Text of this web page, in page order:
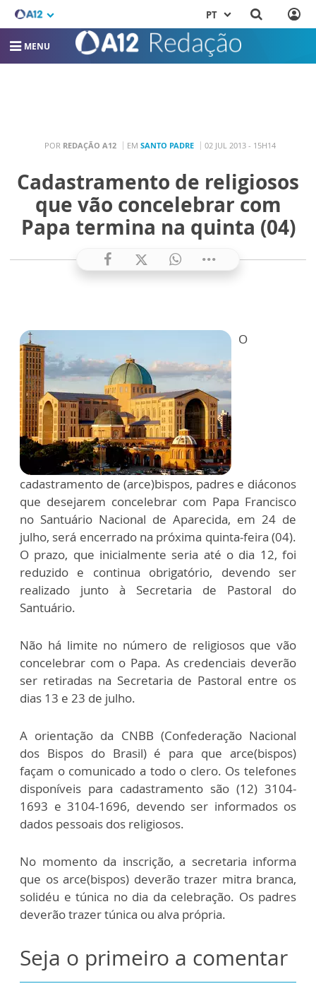
PT
MENU
POR REDAÇÃO A12 EM SANTO PADRE 02 JUL 2013 - 15H14
Cadastramento de religiosos
que vão concelebrar com
Papa termina na quinta (04)
O
cadastramento de (arce)bispos, padres e diáconos
que desejarem concelebrar com Papa Francisco
no Santuário Nacional de Aparecida, em 24 de
julho, será encerrado na próxima quinta-feira (04).
O prazo, que inicialmente seria até o dia 12, foi
reduzido e continua obrigatório, devendo ser
realizado junto à Secretaria de Pastoral do
Santuário.
Não há limite no número de religiosos que vão
concelebrar com o Papa. As credenciais deverão
ser retiradas na Secretaria de Pastoral entre os
dias 13 e 23 de julho.
A orientação da CNBB (Confederação Nacional
dos Bispos do Brasil) é para que arce(bispos)
façam o comunicado a todo o clero. Os telefones
disponíveis para cadastramento são (12) 3104-
1693 e 3104-1696, devendo ser informados os
dados pessoais dos religiosos.
No momento da inscrição, a secretaria informa
que os arce(bispos) deverão trazer mitra branca,
solidéu e túnica no dia da celebração. Os padres
deverão trazer túnica ou alva própria.
Seja o primeiro a comentar